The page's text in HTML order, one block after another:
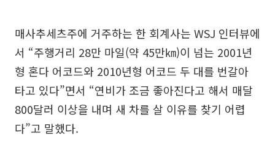
매사추세츠주에 거주하는 한 회계사는 WSJ 인터뷰에
서 “주행거리 28만 마일(약 45만㎞)이 넘는 2001년
형 혼다 어코드와 2010년형 어코드 두 대를 번갈아
타고 있다”면서 “연비가 조금 좋아진다고 해서 매달
800달러 이상을 내며 새 차를 살 이유를 찾기 어렵
다”고 말했다.